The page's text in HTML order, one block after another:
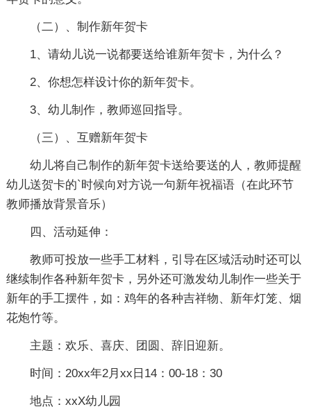
（二）、制作新年贺卡
1、请幼儿说一说都要送给谁新年贺卡，为什么？
2、你想怎样设计你的新年贺卡。
3、幼儿制作，教师巡回指导。
（三）、互赠新年贺卡
幼儿将自己制作的新年贺卡送给要送的人，教师提醒
幼儿送贺卡的`时候向对方说一句新年祝福语（在此环节
教师播放背景音乐）
四、活动延伸：
教师可投放一些手工材料，引导在区域活动时还可以
继续制作各种新年贺卡，另外还可激发幼儿制作一些关于
新年的手工摆件，如：鸡年的各种吉祥物、新年灯笼、烟
花炮竹等。
主题：欢乐、喜庆、团圆、辞旧迎新。
时间：20xx年2月xx日14：00-18：30
地点：xxX幼儿园